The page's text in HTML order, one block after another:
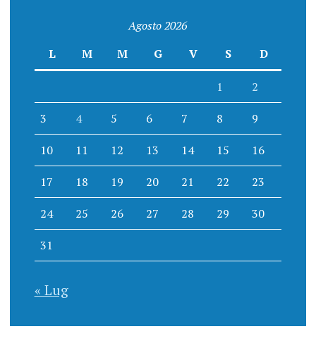
Agosto 2026
L
M M G V S D
1 2
3 4 5 6 7 8 9
10 11 12 13 14 15 16
17 18 19 20 21 22 23
24 25 26 27 28 29 30
31
« Lug